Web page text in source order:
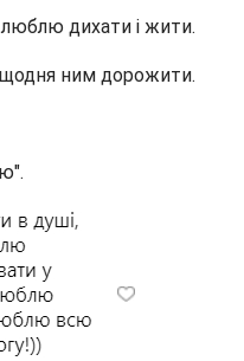
дихати і жити.
ним дорожити.